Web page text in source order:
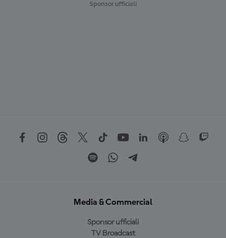
Sponsor ufficiali
Media & Commercial
Sponsor ufficiali
TV Broadcast